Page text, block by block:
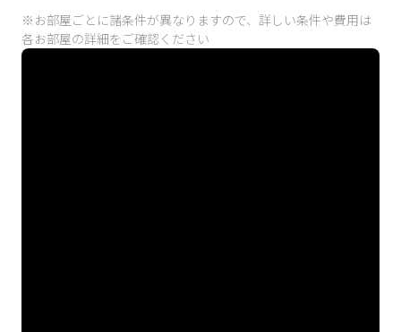
※お部屋ごとに諸条件が異なりますので、詳しい条件や費用は
各お部屋の詳細をご確認ください